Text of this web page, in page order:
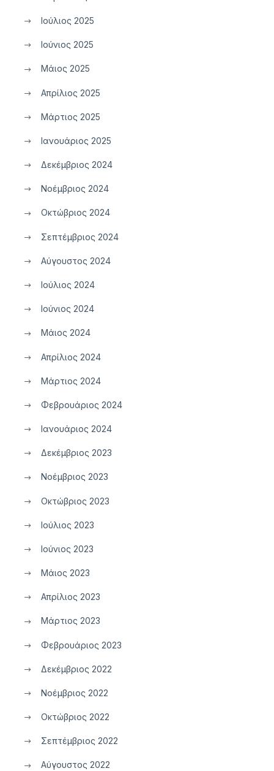
Ιούλιος 2025
Ιούνιος 2025
Μάιος 2025
Απρίλιος 2025
Μάρτιος 2025
Ιανουάριος 2025
Δεκέμβριος 2024
Νοέμβριος 2024
Οκτώβριος 2024
Σεπτέμβριος 2024
Αύγουστος 2024
Ιούλιος 2024
Ιούνιος 2024
Μάιος 2024
Απρίλιος 2024
Μάρτιος 2024
Φεβρουάριος 2024
Ιανουάριος 2024
Δεκέμβριος 2023
Νοέμβριος 2023
Οκτώβριος 2023
Ιούλιος 2023
Ιούνιος 2023
Μάιος 2023
Απρίλιος 2023
Μάρτιος 2023
Φεβρουάριος 2023
Δεκέμβριος 2022
Νοέμβριος 2022
Οκτώβριος 2022
Σεπτέμβριος 2022
Αύγουστος 2022